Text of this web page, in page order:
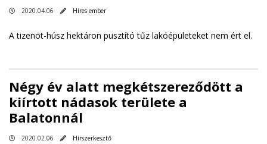
2020.04.06 Híres ember
A tizenöt-húsz hektáron pusztító tűz lakóépületeket nem ért el.
Négy év alatt megkétszereződött a
kiírtott nádasok területe a
Balatonnál
2020.02.06 Hírszerkesztő